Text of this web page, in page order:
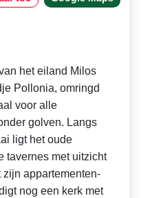
het eiland Milos
Pollonia, omringd
voor alle
golven. Langs
ligt het oude
tavernes met uitzicht
zijn appartementen­
nog een kerk met